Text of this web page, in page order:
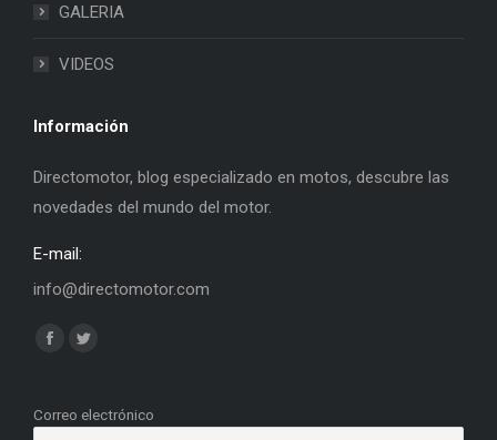
GALERIA
VIDEOS
Información
Directomotor, blog especializado en motos, descubre las
novedades del mundo del motor.
E-mail:
info@directomotor.com
Find us on:
Facebook
opens
Twitter
opens
Correo electrónico